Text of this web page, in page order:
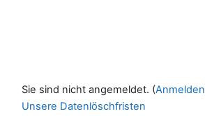
Sie sind nicht angemeldet. (Anmelden
Unsere Datenlöschfristen